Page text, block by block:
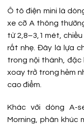
Ô tô điện mini là
xe cỡ A thông
từ 2,8–3,1 mét,
rất nhẹ. Đây là lựa
trong nội thành, đặc
xoay trở trong hẻm
cao điểm.
Khác với dòng A-
Morning, phân khúc